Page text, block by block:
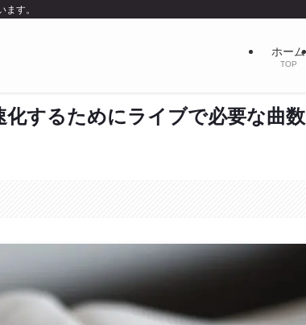
す。
ホーム
TOP
するためにライブで必要な曲数